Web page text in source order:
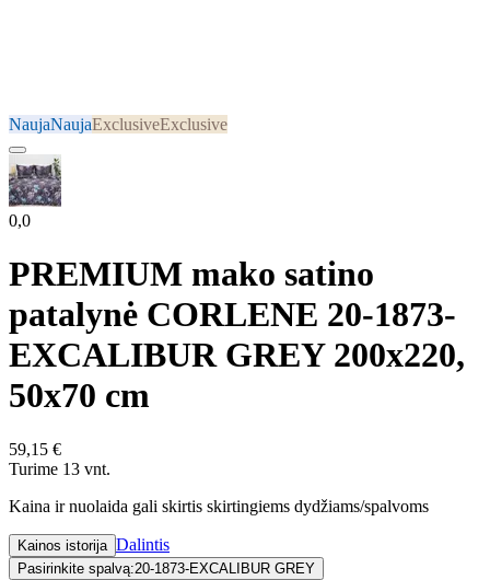
NaujaNaujaExclusiveExclusive
0,0
PREMIUM mako satino
patalynė CORLENE 20-1873-
EXCALIBUR GREY 200x220,
50x70 cm
59,15 €
Turime 13 vnt.
Kaina ir nuolaida gali skirtis skirtingiems dydžiams/spalvoms
Kainos istorija Dalintis
Pasirinkite spalvą:20-1873-EXCALIBUR GREY